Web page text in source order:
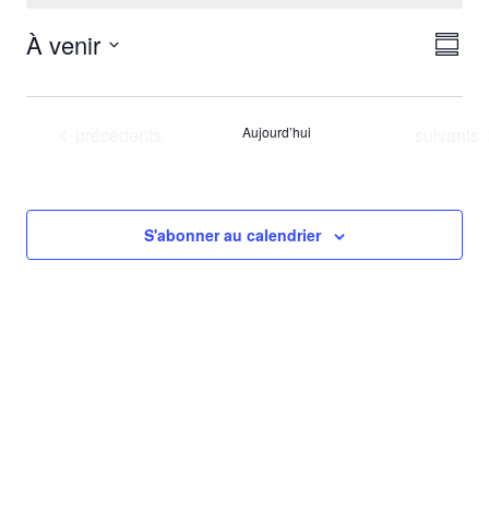
À venir
la
Aujourd’hui
S'abonner au calendrier